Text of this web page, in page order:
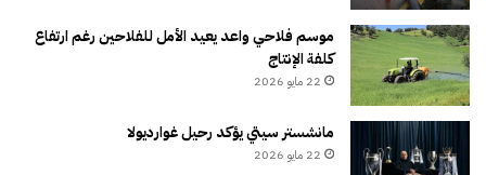
موسم فلاحي واعد يعيد الأمل للفلاحين رغم ارتفاع
كلفة الإنتاج
22 مايو 2026
مانشستر سيتي يؤكد رحيل غوارديولا
22 مايو 2026